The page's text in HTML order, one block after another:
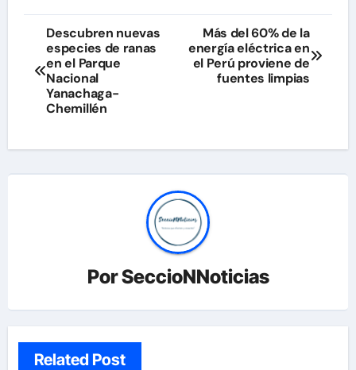
Navegación
de
entradas
Descubren nuevas
especies de ranas
en el Parque
Nacional
Yanachaga-
Chemillén
Más del 60% de la
energía eléctrica en
el Perú proviene de
fuentes limpias
PorSeccioNNoticias
Related Post